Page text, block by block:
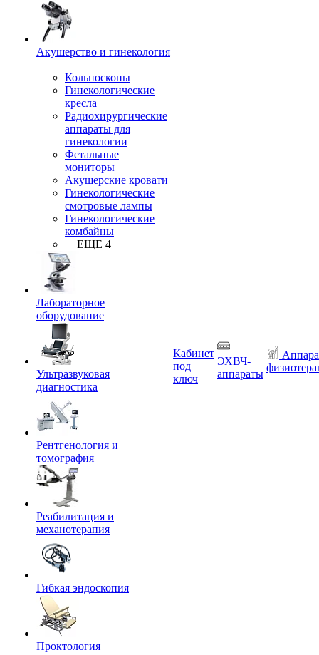
Акушерство и гинекология
Кольпоскопы
Гинекологические
кресла
Радиохирургические
аппараты для
гинекологии
Фетальные
мониторы
Акушерские кровати
Гинекологические
смотровые лампы
Гинекологические
комбайны
+ ЕЩЕ 4
Лабораторное
оборудование
Ультразвуковая
диагностика
Рентгенология и
томография
Реабилитация и
механотерапия
Гибкая эндоскопия
Проктология
Кабинет
под
ключ
ЭХВЧ-
аппараты